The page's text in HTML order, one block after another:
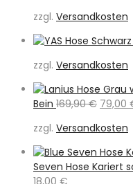
zzgl. Versandkosten
zzgl. Versandkosten
Bein 169,90€
war:
169,90 €
79,00
zzgl. Versandkosten
Seven Hose Kariert
Ursprünglicher
18,00 €